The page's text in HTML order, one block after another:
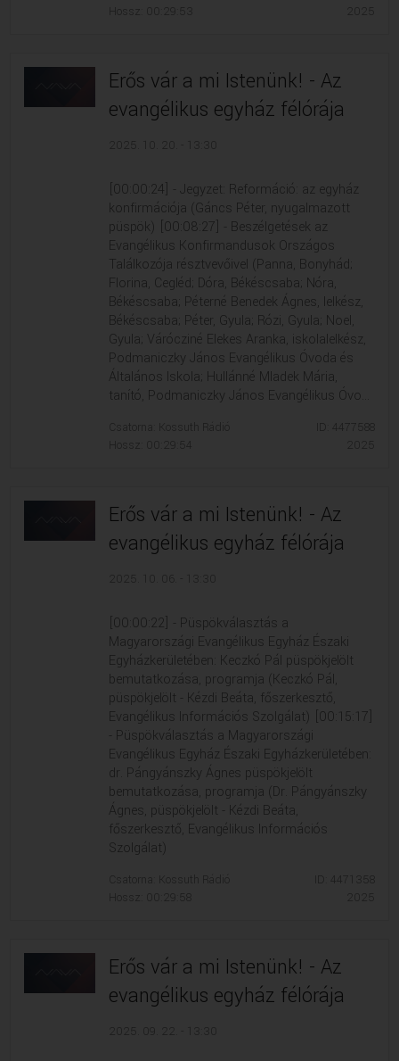
Hossz: 00:29:53
Erős vár a mi Istenünk! - Az
evangélikus egyház félórája
[00:00:24] - Jegyzet: Reformáció: az egyház
konfirmációja (Gáncs Péter, nyugalmazott
püspök) [00:08:27] - Beszélgetések az
Evangélikus Konfirmandusok Országos
Találkozója résztvevőivel (Panna, Bonyhád;
Florina, Cegléd; Dóra, Békéscsaba; Nóra,
Békéscsaba; Péterné Benedek Ágnes, lelkész,
Békéscsaba; Péter, Gyula; Rózi, Gyula; Noel,
Gyula; Várócziné Elekes Aranka, iskolalelkész,
Podmaniczky János Evangélikus Óvoda és
Általános Iskola; Hullánné Mladek Mária,
tanító, Podmaniczky János Evangélikus Óvo...
Csatorna: Kossuth Rádió
Hossz: 00:29:54
ID: 4477588
Erős vár a mi Istenünk! - Az
evangélikus egyház félórája
[00:00:22] - Püspökválasztás a
Magyarországi Evangélikus Egyház Északi
Egyházkerületében: Keczkó Pál püspökjelölt
bemutatkozása, programja (Keczkó Pál,
püspökjelölt - Kézdi Beáta, főszerkesztő,
Evangélikus Információs Szolgálat) [00:15:17]
- Püspökválasztás a Magyarországi
Evangélikus Egyház Északi Egyházkerületében:
dr. Pángyánszky Ágnes püspökjelölt
bemutatkozása, programja (Dr. Pángyánszky
Ágnes, püspökjelölt - Kézdi Beáta,
főszerkesztő, Evangélikus Információs
Szolgálat)
Csatorna: Kossuth Rádió
Hossz: 00:29:58
ID: 4471358
Erős vár a mi Istenünk! - Az
evangélikus egyház félórája